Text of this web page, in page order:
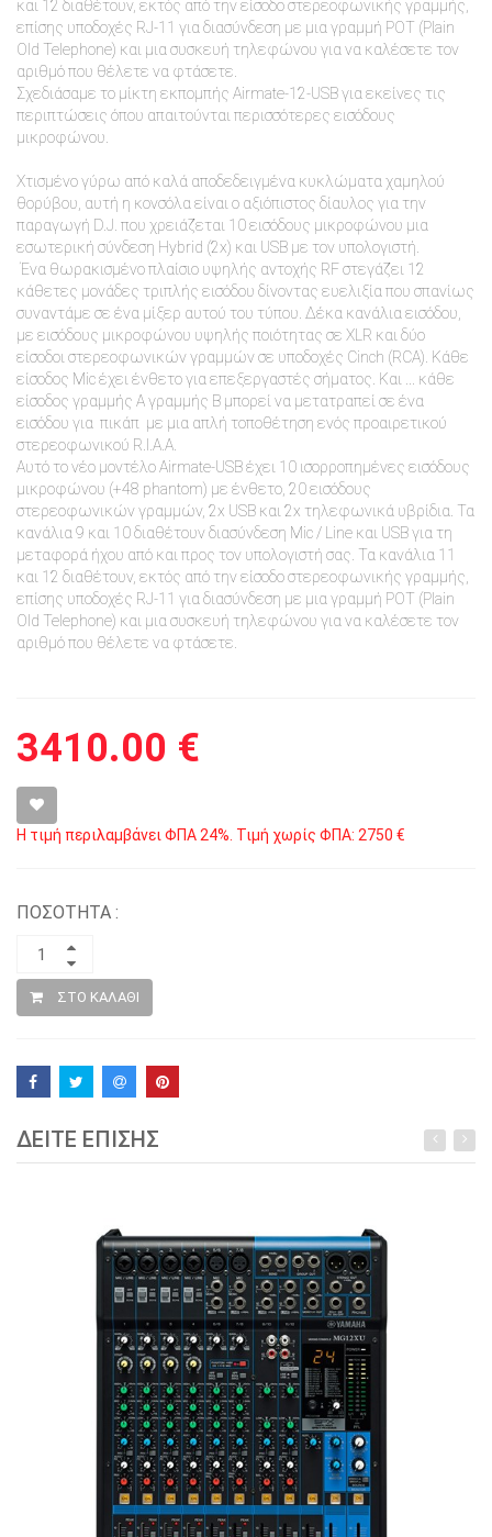
και 12 διαθέτουν, εκτός από την είσοδο στερεοφωνικής γραμμής,
επίσης υποδοχές RJ-11 για διασύνδεση με μια γραμμή POT (Plain
Old Telephone) και μια συσκευή τηλεφώνου για να καλέσετε τον
αριθμό που θέλετε να φτάσετε.
Σχεδιάσαμε το μίκτη εκπομπής Airmate-12-USB για εκείνες τις
περιπτώσεις όπου απαιτούνται περισσότερες εισόδους
μικροφώνου.
Χτισμένο γύρω από καλά αποδεδειγμένα κυκλώματα χαμηλού
θορύβου, αυτή η κονσόλα είναι ο αξιόπιστος δίαυλος για την
παραγωγή D.J. που χρειάζεται 10 εισόδους μικροφώνου μια
εσωτερική σύνδεση Hybrid (2x) και USB με τον υπολογιστή.
Ένα θωρακισμένο πλαίσιο υψηλής αντοχής RF στεγάζει 12
κάθετες μονάδες τριπλής εισόδου δίνοντας ευελιξία που σπανίως
συναντάμε σε ένα μίξερ αυτού του τύπου. Δέκα κανάλια εισόδου,
με εισόδους μικροφώνου υψηλής ποιότητας σε XLR και δύο
είσοδοι στερεοφωνικών γραμμών σε υποδοχές Cinch (RCA). Κάθε
είσοδος Mic έχει ένθετο για επεξεργαστές σήματος. Και ... κάθε
είσοδος γραμμής Α γραμμής B μπορεί να μετατραπεί σε ένα
εισόδου για πικάπ με μια απλή τοποθέτηση ενός προαιρετικού
στερεοφωνικού R.I.A.A.
Αυτό το νέο μοντέλο Airmate-USB έχει 10 ισορροπημένες εισόδους
μικροφώνου (+48 phantom) με ένθετο, 20 εισόδους
στερεοφωνικών γραμμών, 2x USB και 2x τηλεφωνικά υβρίδια. Τα
κανάλια 9 και 10 διαθέτουν διασύνδεση Mic / Line και USB για τη
μεταφορά ήχου από και προς τον υπολογιστή σας. Τα κανάλια 11
και 12 διαθέτουν, εκτός από την είσοδο στερεοφωνικής γραμμής,
επίσης υποδοχές RJ-11 για διασύνδεση με μια γραμμή POT (Plain
Old Telephone) και μια συσκευή τηλεφώνου για να καλέσετε τον
αριθμό που θέλετε να φτάσετε.
3410.00 €
Η τιμή περιλαμβάνει ΦΠΑ 24%. Τιμή χωρίς ΦΠΑ: 2750 €
ΠΟΣΟΤΗΤΑ :
ΣΤΟ ΚΑΛΑΘΙ
ΔΕΙΤΕ ΕΠΙΣΗΣ